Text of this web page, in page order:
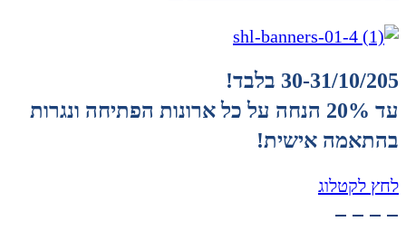
30-31/10/205 בלבד!
עד 20% הנחה על כל ארונות הפתיחה ונגרות
בהתאמה אישית!
לחץ לקטלוג